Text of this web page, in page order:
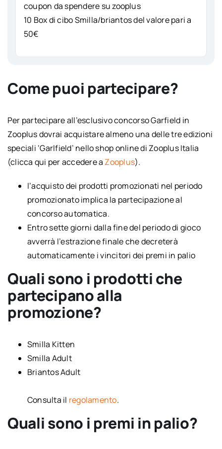
coupon da spendere su zooplus
10 Box di cibo Smilla/briantos del valore pari a
50€
Come puoi partecipare?
Per partecipare all’esclusivo concorso Garfield in
Zooplus dovrai acquistare almeno una delle tre edizioni
speciali ‘Garlfield’ nello shop online di Zooplus Italia
(clicca qui per accedere a Zooplus).
l’acquisto dei prodotti promozionati nel periodo
promozionato implica la partecipazione al
concorso automatica.
Entro sette giorni dalla fine del periodo di gioco
avverrà l’estrazione finale che decreterà
automaticamente i vincitori dei premi in palio
Quali sono i prodotti che
partecipano alla
promozione?
Smilla Kitten
Smilla Adult
Briantos Adult
Consulta il regolamento.
Quali sono i premi in palio?